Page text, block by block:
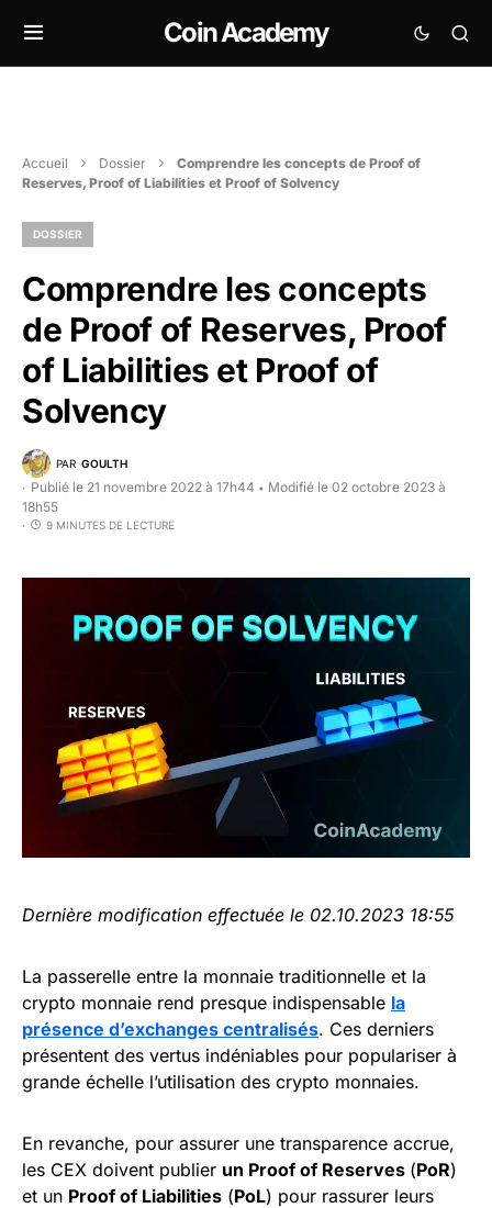
Coin Academy
Accueil Dossier
Comprendre les concepts de Proof of
Reserves, Proof of Liabilities et Proof of Solvency
DOSSIER
Comprendre les concepts
de Proof of Reserves, Proof
of Liabilities et Proof of
Solvency
PAR GOULTH
Publié le 21 novembre 2022 à 17h44 • Modifié le 02 octobre 2023 à
18h55
9 MINUTES DE LECTURE
Dernière modification effectuée le 02.10.2023 18:55
La passerelle entre la monnaie traditionnelle et la
crypto monnaie rend presque indispensable la
présence d’exchanges centralisés. Ces derniers
présentent des vertus indéniables pour populariser à
grande échelle l’utilisation des crypto monnaies.
En revanche, pour assurer une transparence accrue,
les CEX doivent publier un Proof of Reserves (PoR)
et un Proof of Liabilities (PoL) pour rassurer leurs